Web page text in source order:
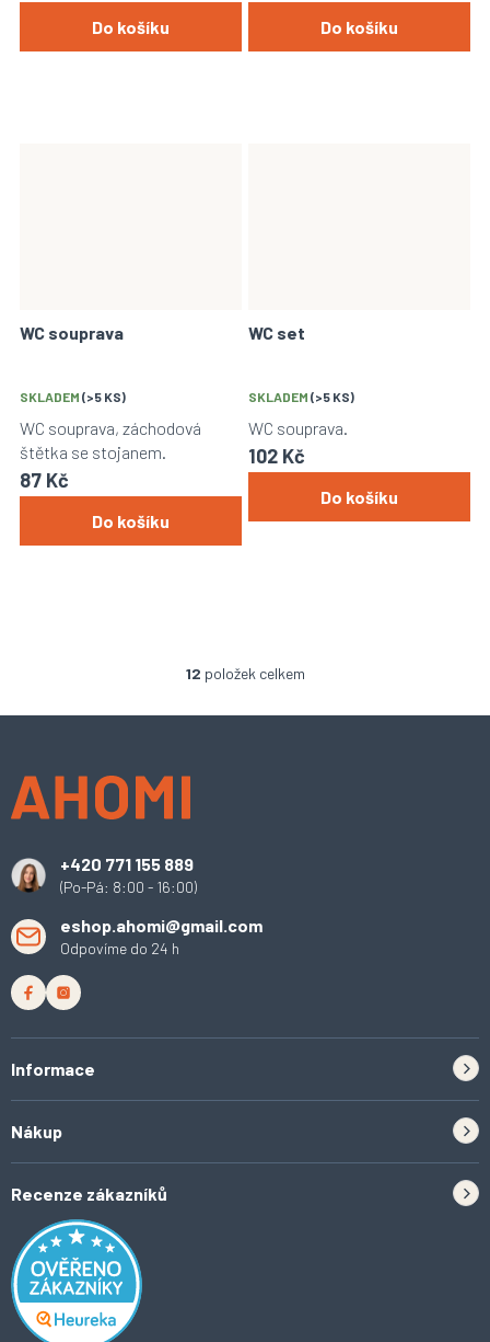
Do košíku Do košíku
WC souprava
SKLADEM (>5 KS)
87 Kč
Do košíku
WC souprava, záchodová
štětka se stojanem.
WC set
SKLADEM (>5 KS)
102 Kč
Do košíku
WC souprava.
O
l
y
s
12 položek celkem
+420 771 155 889
(Po-Pá: 8:00 - 16:00)
eshop.ahomi@gmail.com
Odpovíme do 24 h
Informace
Tipy do kuchyně
Inspirace a trendy
Domácí vychytávky
O Ahomi
Nákup
Odstoupení od smlouvy
Obchodní podmínky
Ochrana osobních údajů
Recenze zákazníků